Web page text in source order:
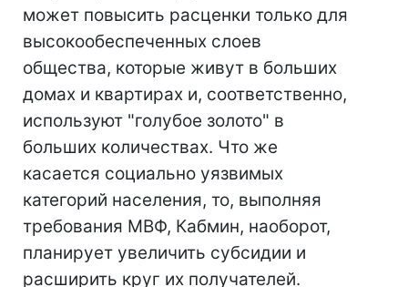
может повысить расценки только для
высокообеспеченных слоев
общества, которые живут в больших
домах и квартирах и, соответственно,
используют "голубое золото" в
больших количествах. Что же
касается социально уязвимых
категорий населения, то, выполняя
требования МВФ, Кабмин, наоборот,
планирует увеличить субсидии и
расширить круг их получателей.